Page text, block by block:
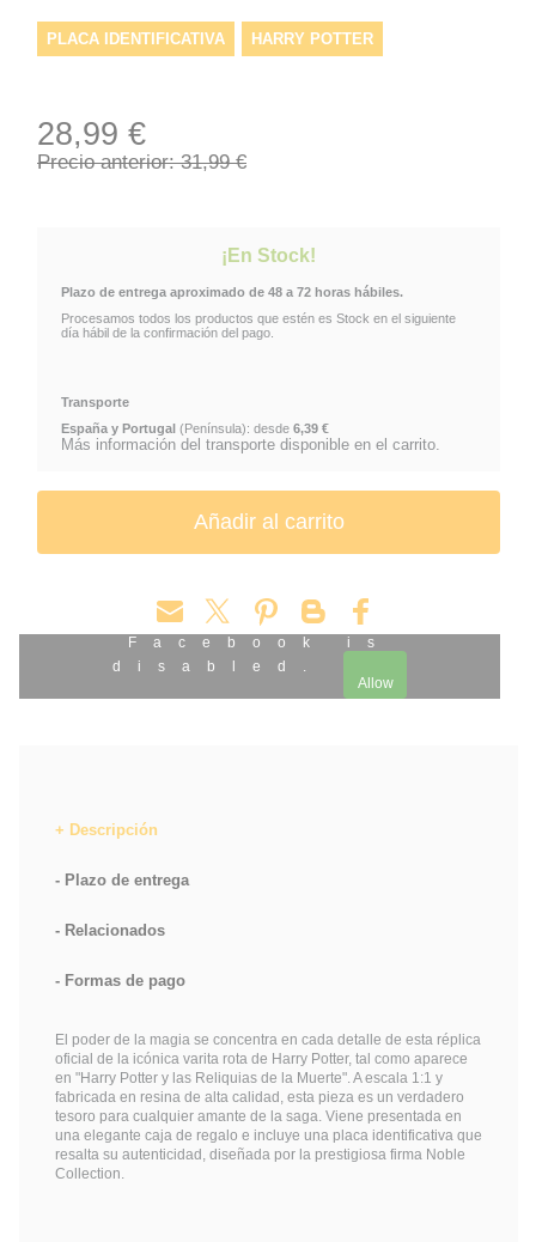
PLACA IDENTIFICATIVA HARRY POTTER
NOBLE COLLECTION
28,99 €
Precio anterior: 31,99 €
¡En Stock!
Plazo de entrega aproximado de 48 a 72 horas hábiles.
Procesamos todos los productos que estén es Stock en el siguiente
día hábil de la confirmación del pago.
Transporte
España y Portugal (Península): desde 6,39 €
Más información del transporte disponible en el carrito.
Facebook is
disabled.
Allow
Descripción
Plazo de entrega
Relacionados
Formas de pago
El poder de la magia se concentra en cada detalle de esta réplica
oficial de la icónica varita rota de Harry Potter, tal como aparece
en "Harry Potter y las Reliquias de la Muerte". A escala 1:1 y
fabricada en resina de alta calidad, esta pieza es un verdadero
tesoro para cualquier amante de la saga. Viene presentada en
una elegante caja de regalo e incluye una placa identificativa que
resalta su autenticidad, diseñada por la prestigiosa firma Noble
Collection.